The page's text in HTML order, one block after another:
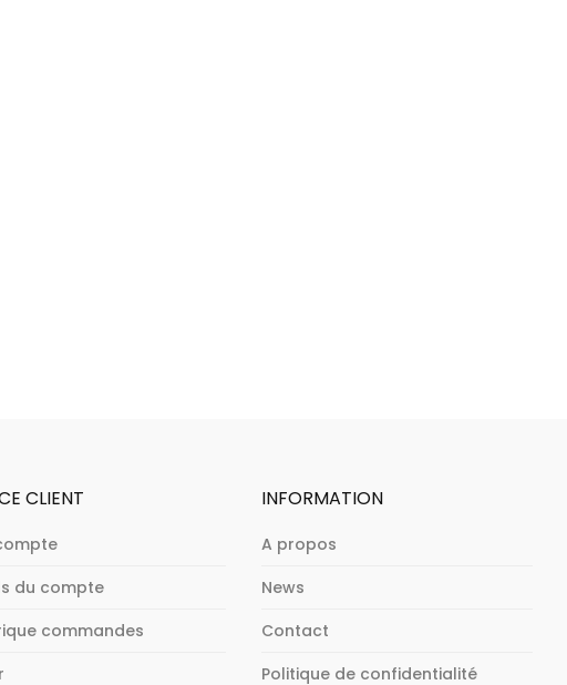
CLIENT
du compte
commandes
INFORMATION
A propos
News
Contact
Politique de confidentialité